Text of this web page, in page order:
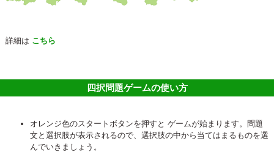
詳細は こちら
四択問題ゲームの使い方
オレンジ色のスタートボタンを押すと ゲームが始まります。問題
文と選択肢が表示されるので、選択肢の中から当てはまるものを選
んでいきましょう。